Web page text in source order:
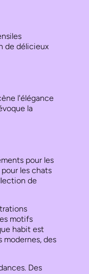
de délicieux
l'élégance
la
pour les
les chats
de
motifs
habit est
modernes, des
Des